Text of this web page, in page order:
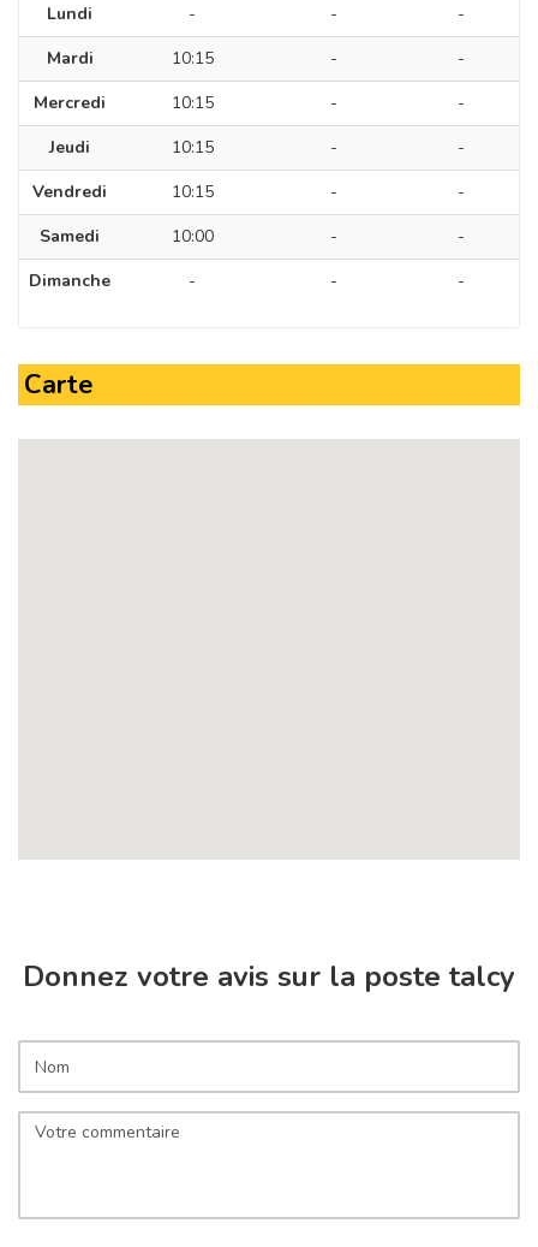
Lundi
- -
-
Mardi
10:15 -
-
Mercredi
10:15 -
-
Jeudi
10:15 -
-
Vendredi
10:15 -
-
Samedi
10:00 -
-
Dimanche
- - -
Carte
Donnez votre avis sur la poste talcy